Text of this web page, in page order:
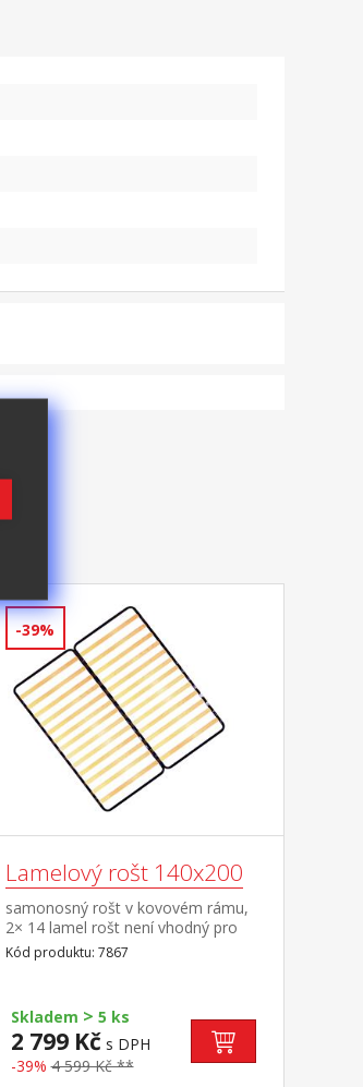
-39%
Lamelový rošt 140x200
samonosný rošt v kovovém rámu,
2× 14 lamel rošt není vhodný pro
postele, do kterých má být použit
laťkový rošt R3
Kód produktu: 7867
Skladem > 5 ks
2 799 Kč s DPH
-39% 4 599 Kč **